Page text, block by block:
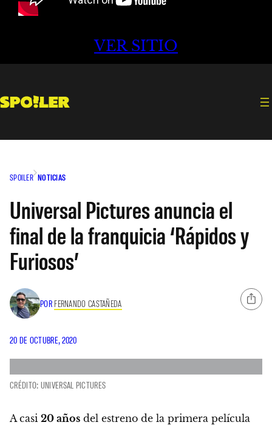
VER SITIO
SPOILER NOTICIAS
Universal Pictures anuncia el
final de la franquicia ‘Rápidos y
Furiosos’
POR FERNANDO CASTAÑEDA
20 DE OCTUBRE, 2020
CRÉDITO: UNIVERSAL PICTURES
A casi 20 años del estreno de la primera película